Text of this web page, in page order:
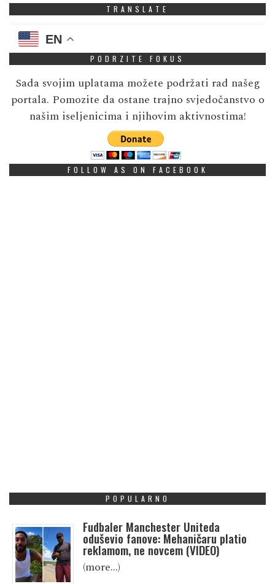
TRANSLATE
EN
PODRZITE FOKUS
Sada svojim uplatama možete podržati rad našeg
portala. Pomozite da ostane trajno svjedočanstvo o
našim iseljenicima i njihovim aktivnostima!
FOLLOW AS ON FACEBOOK
POPULARNO
Fudbaler Manchester Uniteda
oduševio fanove: Mehaničaru platio
reklamom, ne novcem (VIDEO)
(more…)